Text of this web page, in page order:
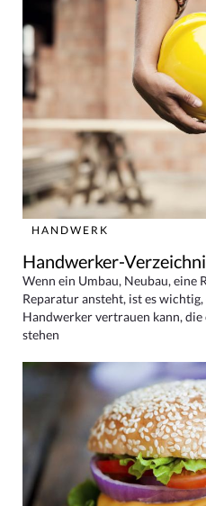
HANDWERK
Handwerker-
Wenn ein Umbau, Neubau, eine
Reparatur ansteht, ist es
Handwerker vertrauen kann, die
stehen